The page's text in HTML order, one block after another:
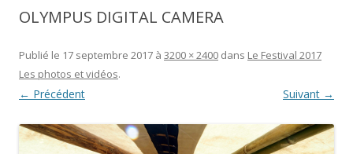
OLYMPUS DIGITAL CAMERA
Publié le 17 septembre 2017 à 3200 × 2400 dans Le Festival 2017
Les photos et vidéos.
← Précédent Suivant →